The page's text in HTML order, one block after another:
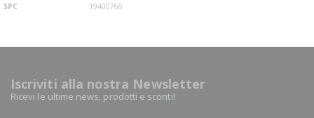
SPC 19400766
Iscriviti alla nostra Newsletter
Ricevi le ultime news, prodotti e sconti!